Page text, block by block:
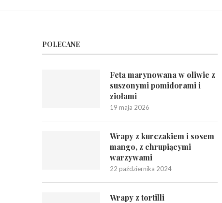
POLECANE
Feta marynowana w oliwie z
suszonymi pomidorami i
ziołami
19 maja 2026
Wrapy z kurczakiem i sosem
mango, z chrupiącymi
warzywami
22 października 2024
Wrapy z tortilli